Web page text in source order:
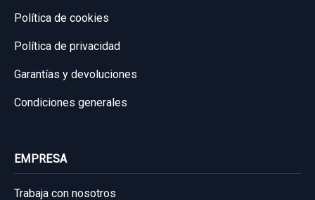
AIRBAG CORTINA DELANTERO DERECHO...
usado.
PURETECH 130...
94,21 €
Política de cookies
Política de privacidad
Garantías y devoluciones
Condiciones generales
EMPRESA
Trabaja con nosotros